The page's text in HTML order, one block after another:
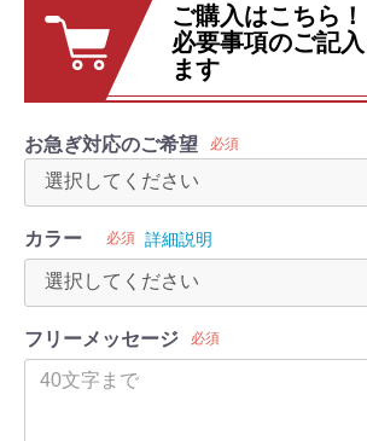
ご購入はこちら！
必要事項のご記
ます
お急ぎ対応のご希望 必須
カラー 必須 詳細説明
フリーメッセージ 必須